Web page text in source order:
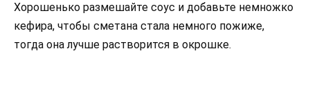
Хорошенько размешайте соус и добавьте немножко
кефира, чтобы сметана стала немного пожиже,
тогда она лучше растворится в окрошке.